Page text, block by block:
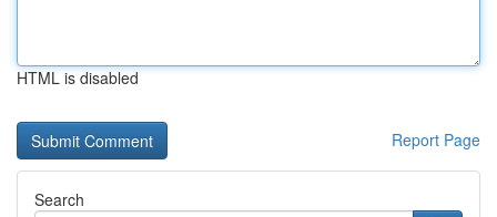
HTML is disabled
Report Page
Search